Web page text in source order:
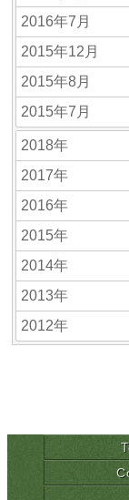
2016年7月
2015年12月
2015年8月
2015年7月
2018年
2017年
2016年
2015年
2014年
2013年
2012年